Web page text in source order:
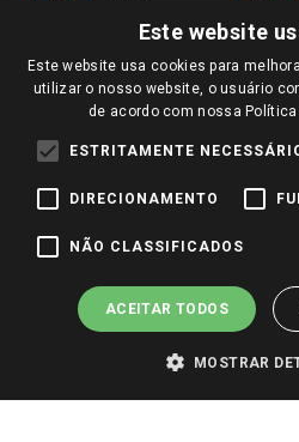
Notícias
Perguntas frequentes
Identidade Visual
Trocas e Devoluções
Redes Sociais
Pagamento e Segurança
Este website
Este website usa cookies para
utilizar o nosso website, o usuário
de acordo com nossa Política
ESTRITAMENTE
DIRECIONAMENTO
NÃO CLASSIFICADOS
ACEITAR TODOS
MOSTRAR